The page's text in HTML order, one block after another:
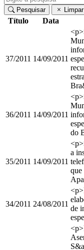
Pesquisar Limpar
Título Data
37/2011 14/09/2011
36/2011 14/09/2011
do
35/2011 14/09/2011
a
que
34/2011 24/08/2011
de